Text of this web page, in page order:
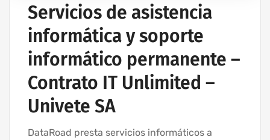
ASISTENCIA INFORMÁTICA - SERVICIOS INFORMÁTICOS
PARA EMPRESAS
EMPRESA DE INFORMÁTICA Y SERVICIOS INFORMÁTICOS
MANTENIMIENTO INFORMÁTICO PARA EMPRESAS
SERVICIOS INFORMÁTICOS Y ASISTENCIA INFORMÁTICA
Servicios de asistencia
informática y soporte
informático permanente –
Contrato IT Unlimited –
Univete SA
DataRoad presta servicios informáticos a